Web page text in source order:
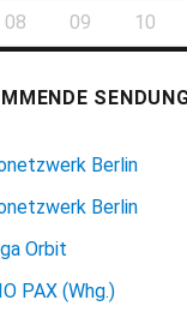
08 09 10
Berlin
Berlin
Orbit
PAX (Whg.)